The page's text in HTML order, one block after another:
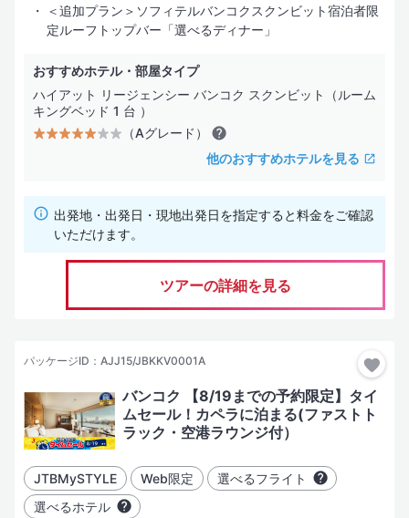
お部屋タイプ
コネクティングルーム
コンドミニアム
ヴィラ
ホテル設備・サービス
プール
レストラン／カフェ
ビジネスサービス
インターネット
バリアフリー
＜追加プラン＞ソフィテルバンコクスクンビット宿泊者限
定ルーフトップバー「選べるディナー」
おすすめホテル・部屋タイプ
ハイアット リージェンシー バンコク スクンビット（ルーム
キングベッド 1 台 ）
（Aグレード）
他のおすすめホテルを見る
出発地・出発日・現地出発日を指定すると料金をご確認
いただけます。
ツアーの詳細を見る
パッケージID：AJJ15/JBKKV0001A
バンコク 【8/19までの予約限定】タイ
ムセール！カペラに泊まる(ファストト
ラック・空港ラウンジ付）
JTBMySTYLE Web限定
選べるフライト
選べるホテル